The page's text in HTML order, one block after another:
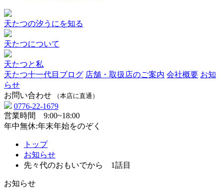
天たつの汐うにを知る
天たつについて
天たつと私
天たつ十一代目ブログ 店舗・取扱店のご案内 会社概要 お知
らせ
お問い合わせ
（本店に直通）
0776-22-1679
営業時間 9:00~18:00
年中無休:年末年始をのぞく
トップ
お知らせ
先々代のおもいでから 1話目
お知らせ